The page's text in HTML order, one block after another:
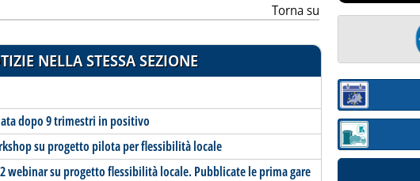
Torna su
NELLA STESSA SEZIONE
dopo 9 trimestri in positivo
su progetto pilota per flessibilità locale
webinar su progetto flessibilità locale. Pubblicate le prima gare
Sezione:
Sezione: